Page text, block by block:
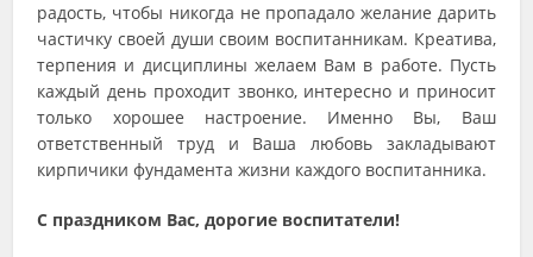
радость, чтобы никогда не пропадало желание дарить
частичку своей души своим воспитанникам. Креатива,
терпения и дисциплины желаем Вам в работе. Пусть
каждый день проходит звонко, интересно и приносит
только хорошее настроение. Именно Вы, Ваш
ответственный труд и Ваша любовь закладывают
кирпичики фундамента жизни каждого воспитанника.
С праздником Вас, дорогие воспитатели!